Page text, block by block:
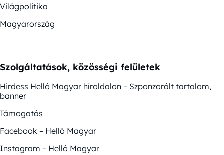
Világpolitika
Magyarország
Szolgáltatások, közösségi felületek
Hirdess Helló Magyar híroldalon – Szponzorált tartalom,
banner
Támogatás
Facebook – Helló Magyar
Instagram – Helló Magyar